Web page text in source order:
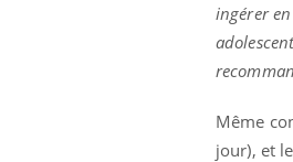
ingérer
Même
jour), et